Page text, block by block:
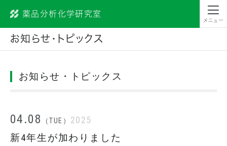
昭和薬科大学
薬品分析化学研究室
メニュー
お知らせ・トピックス
お知らせ・トピックス
04.08 （TUE） 2025
新4年生が加わりました